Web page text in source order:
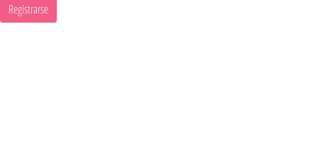
Registrarse